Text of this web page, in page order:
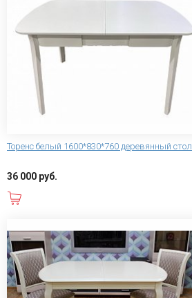
Торенс белый 1600*830*760 деревянный стол
36 000 руб.